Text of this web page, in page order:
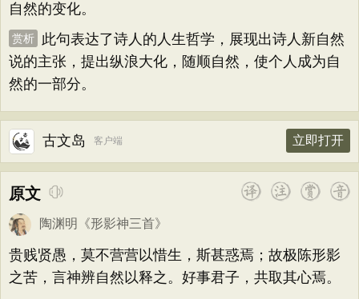
自然的变化。
赏析
此句表达了诗人的人生哲学，展现出诗人新自然
说的主张，提出纵浪大化，随顺自然，使个人成为自
然的一部分。
古文岛 客户端 立即打开
原文
陶渊明 《形影神三首》
贵贱贤愚，莫不营营以惜生，斯甚惑焉；故极陈形影
之苦，言神辨自然以释之。好事君子，共取其心焉。